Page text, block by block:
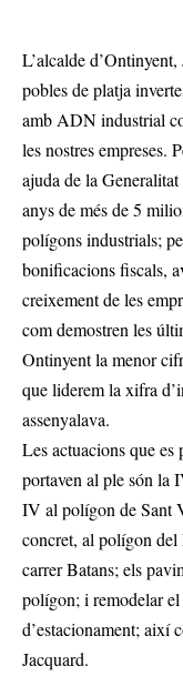
L’alcalde
pobles de platja
amb ADN industrial
les nostres empreses.
ajuda de la
anys de més de 5
polígons industrials;
bonificacions fiscals,
creixement de les
com demostren les
Ontinyent la menor
que liderem la xifra
assenyalava.
Les actuacions que es
portaven al ple són la
IV al polígon de Sant
concret, al polígon del
carrer Batans; els
polígon; i remodelar
d’estacionament; així
Jacquard.